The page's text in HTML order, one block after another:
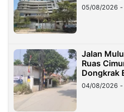
05/08/2026 -
Jalan
Ruas
Dongkrak
04/08/2026 -